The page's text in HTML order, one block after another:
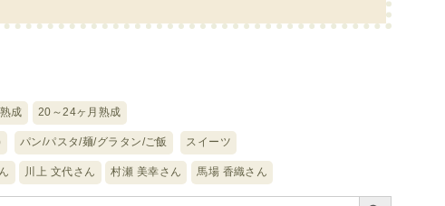
成 20～24ヶ月熟成
パン/パスタ/麺/グラタン/ご飯 スイーツ
川上 文代さん 村瀬 美幸さん 馬場 香織さん
Search Button